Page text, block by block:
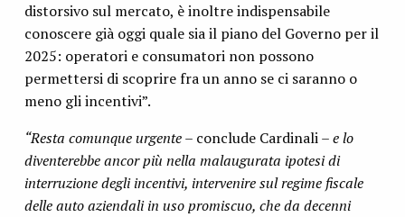
distorsivo sul mercato, è inoltre indispensabile
conoscere già oggi quale sia il piano del Governo per il
2025: operatori e consumatori non possono
permettersi di scoprire fra un anno se ci saranno o
meno gli incentivi”.
“Resta comunque urgente – conclude Cardinali– e lo
diventerebbe ancor più nella malaugurata ipotesi di
interruzione degli incentivi, intervenire sul regime fiscale
delle auto aziendali in uso promiscuo, che da decenni